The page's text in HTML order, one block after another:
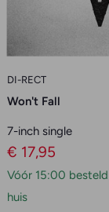
DI-RECT
Won't Fall
7-inch single
Verkoopprijs
€ 17,95
Vóór 15:00
huis